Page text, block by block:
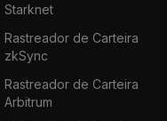
Starknet
Rastreador de Carteira
zkSync
Rastreador de Carteira
Arbitrum